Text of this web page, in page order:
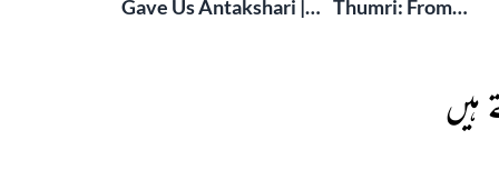
Gave Us Antakshari |
Thumri: From
ہیں